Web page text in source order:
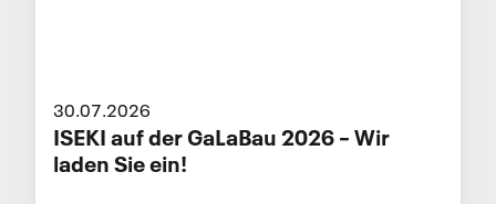
30.07.2026
ISEKI auf der GaLaBau 2026 – Wir
laden Sie ein!